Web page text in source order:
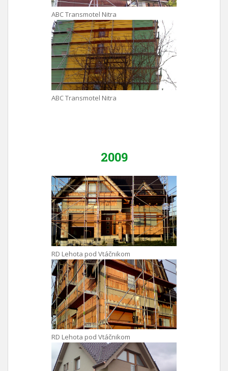
ABC Transmotel Nitra
ABC Transmotel Nitra
2009
RD Lehota pod Vtáčnikom
RD Lehota pod Vtáčnikom